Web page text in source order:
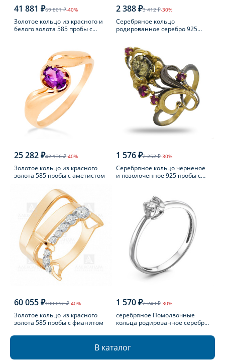
41 881 ₽69 801 ₽-40%
Золотое кольцо из красного и
белого золота 585 пробы с
2 388 ₽3 412 ₽-30%
Серебряное кольцо
родированное серебро 925
25 282 ₽42 136 ₽-40%
Золотое кольцо из красного
золота 585 пробы с аметистом
1 576 ₽2 252 ₽-30%
Серебряное кольцо черненое
и позолоченное 925 пробы с
60 055 ₽100 092 ₽-40%
Золотое кольцо из красного
золота 585 пробы с фианитом
1 570 ₽2 243 ₽-30%
серебряное Помолвочные
кольца родированное серебро
В каталог